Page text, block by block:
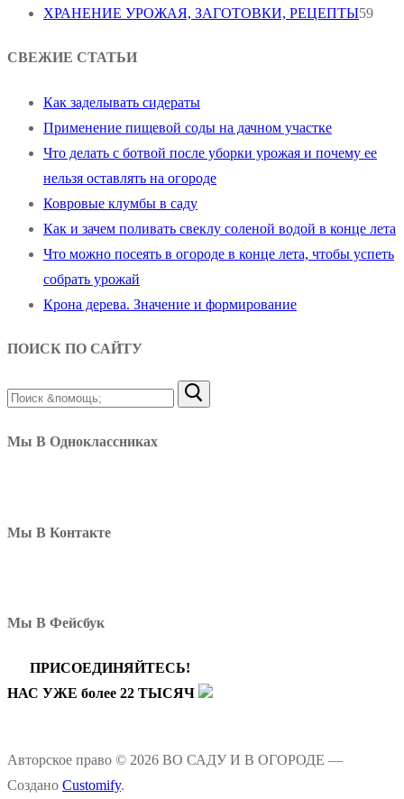
ХРАНЕНИЕ УРОЖАЯ, ЗАГОТОВКИ, РЕЦЕПТЫ59
СВЕЖИЕ СТАТЬИ
Как заделывать сидераты
Применение пищевой соды на дачном участке
Что делать с ботвой после уборки урожая и почему ее
нельзя оставлять на огороде
Ковровые клумбы в саду
Как и зачем поливать свеклу соленой водой в конце лета
Что можно посеять в огороде в конце лета, чтобы успеть
собрать урожай
Крона дерева. Значение и формирование
ПОИСК ПО САЙТУ
Найти:
Мы В Одноклассниках
Мы В Контакте
Мы В Фейсбук
ПРИСОЕДИНЯЙТЕСЬ!
НАС УЖЕ более 22 ТЫСЯЧ
Авторское право © 2026 ВО САДУ И В ОГОРОДЕ —
Создано Customify.